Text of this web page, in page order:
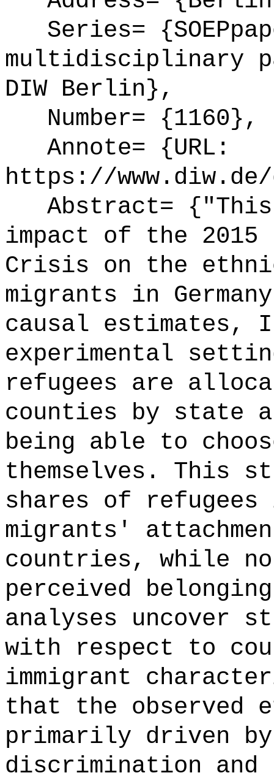
Series=
multidisciplinary
DIW Berlin},
Number= {1160},
Annote= {URL:
https://
Abstract= {"This
impact of the 2015
Crisis on the
migrants in
causal estimates,
experimental
refugees are
counties by state
being able to
themselves. This
shares of
migrants'
countries, while
perceived
analyses uncover
with respect to
immigrant
that the observed
primarily driven
discrimination and